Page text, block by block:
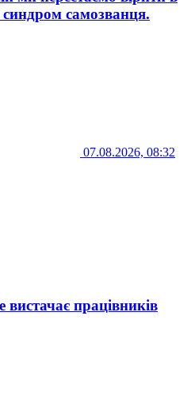
синдром самозванця.
07.08.2026, 08:32
працівників